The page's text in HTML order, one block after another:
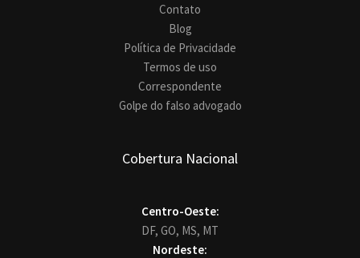
Contato
Blog
Política de Privacidade
Termos de uso
Correspondente
Golpe do falso advogado
Cobertura Nacional
Centro-Oeste:
DF, GO, MS, MT
Nordeste: